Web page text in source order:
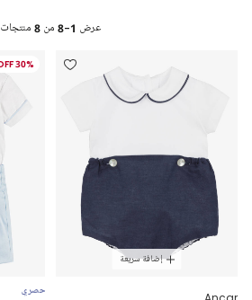
عرض 1-8 من 8 منتجات
إضافة سريعة
30% OFF
حصري